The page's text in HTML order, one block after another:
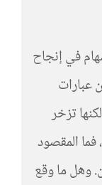
في إنجاح
عبارات
تزخر
فما المقصود
وهل ما وقع